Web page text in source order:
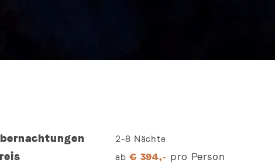
2-8 Nächte
ab € 394,- pro Person